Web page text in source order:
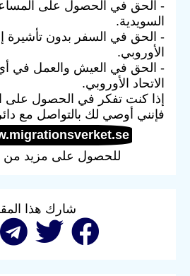
- الحق في الحصول على
السويدية.
- الحق في السفر بدون تأشيرة
الأوروبي.
- الحق في العيش والعمل في
الاتحاد الأوروبي.
إذا كنت تفكر في الحصول على
فإنني أوصي لك بالتواصل مع
للحصول على مزيد من
شارك هذا